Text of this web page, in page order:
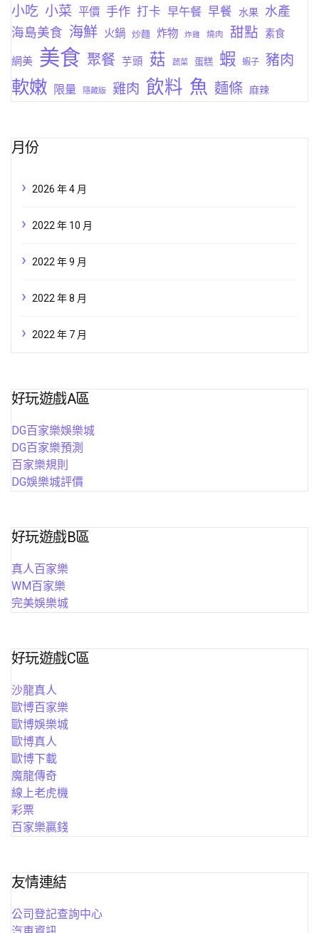
小吃 小菜 平價 手作 打卡 早午餐 早餐 水果
水產
海島美食 海鮮 火鍋 炒麵 炸物 炸雞 燒肉 甜點 素食
網美 美食 聚餐 芋頭 菇 蔬菜 蛋糕 蝦 蝦子 豬肉
軟嫩 限量 隱藏版 雞肉 飲料 魚 麵條 麻辣
月份
2026 年 4 月
2022 年 10 月
2022 年 9 月
2022 年 8 月
2022 年 7 月
好玩遊戲A區
DG百家樂娛樂城
DG百家樂預測
百家樂規則
DG娛樂城評價
好玩遊戲B區
真人百家樂
WM百家樂
完美娛樂城
好玩遊戲C區
沙龍真人
歐博百家樂
歐博娛樂城
歐博真人
歐博下載
魔龍傳奇
線上老虎機
彩票
百家樂贏錢
友情連結
公司登記查詢中心